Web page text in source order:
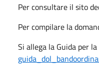
Per consultare il sito
Per compilare la
Si allega la Guida per